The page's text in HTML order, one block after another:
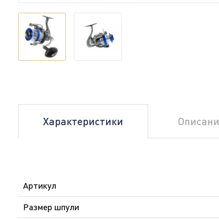
Характеристики
Артикул
Размер шпули